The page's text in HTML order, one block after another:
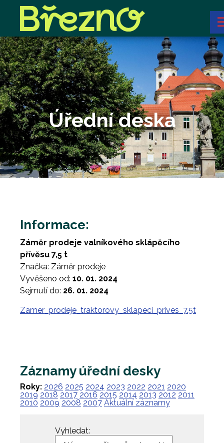
Úřední deska
Informace:
Záměr prodeje valníkového sklápěcího
přívěsu 7,5 t
Značka: Záměr prodeje
Vyvěšeno od: 10. 01. 2024
Sejmutí do: 26. 01. 2024
Zamer_prodeje_traktorovy_sklapeci_prives_7.5t
Záznamy úřední desky
Roky: 2026 2025 2024 2023 2022 2021 2020
2019 2018 2017 2016 2015 2014 2013 2012 2011
2010 2009 2008 2007 Aktuální záznamy
Vyhledat: